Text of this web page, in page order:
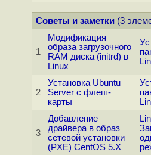
Советы и заметки(3
1
Модификация
образа загрузочного
RAM диска (initrd) в
Linux
2
Установка Ubuntu
Server с флеш-
карты
3
Добавление
драйвера в образ
сетевой установки
(PXE) CentOS 5.X